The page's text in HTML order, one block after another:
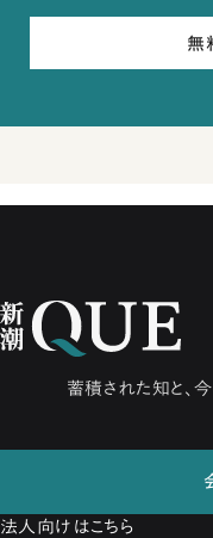
無
蓄積された知と、
法人向けはこちら